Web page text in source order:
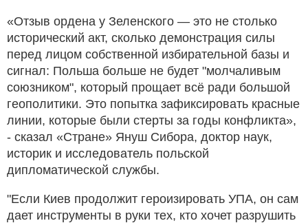
«Отзыв ордена у Зеленского — это не столько
исторический акт, сколько демонстрация силы
перед лицом собственной избирательной базы и
сигнал: Польша больше не будет "молчаливым
союзником", который прощает всё ради большой
геополитики. Это попытка зафиксировать красные
линии, которые были стерты за годы конфликта»,
- сказал «Стране» Януш Сибора, доктор наук,
историк и исследователь польской
дипломатической службы.
"Если Киев продолжит героизировать УПА, он сам
дает инструменты в руки тех, кто хочет разрушить